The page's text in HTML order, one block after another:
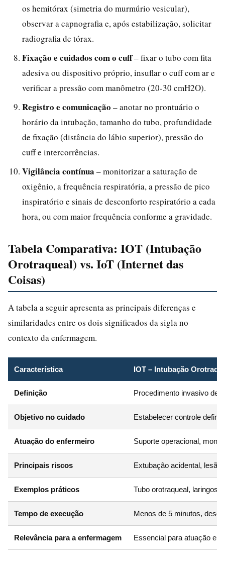
os hemitórax (simetria do murmúrio vesicular),
observar a capnografia e, após estabilização, solicitar
radiografia de tórax.
Fixação e cuidados com o cuff– fixar o tubo com fita
adesiva ou dispositivo próprio, insuflar o cuff com ar e
verificar a pressão com manômetro (20-30 cmH2O).
Registro e comunicação – anotar no prontuário o
horário da intubação, tamanho do tubo, profundidade
de fixação (distância do lábio superior), pressão do
cuff e intercorrências.
Vigilância contínua – monitorizar a saturação de
oxigênio, a frequência respiratória, a pressão de pico
inspiratório e sinais de desconforto respiratório a cada
hora, ou com maior frequência conforme a gravidade.
Tabela Comparativa: IOT (Intubação
Orotraqueal) vs. IoT (Internet das
Coisas)
A tabela a seguir apresenta as principais diferenças e
similaridades entre os dois significados da sigla no
contexto da enfermagem.
Característica IOT – Intubação
Definição Procedimento invasivo de
Objetivo no cuidado Estabelecer controle
Atuação do enfermeiro Suporte operacional,
Principais riscos Extubação acidental, lesão
Exemplos práticos Tubo orotraqueal,
Tempo de execução Menos de 5 minutos,
Relevância para a enfermagem Essencial para atuação